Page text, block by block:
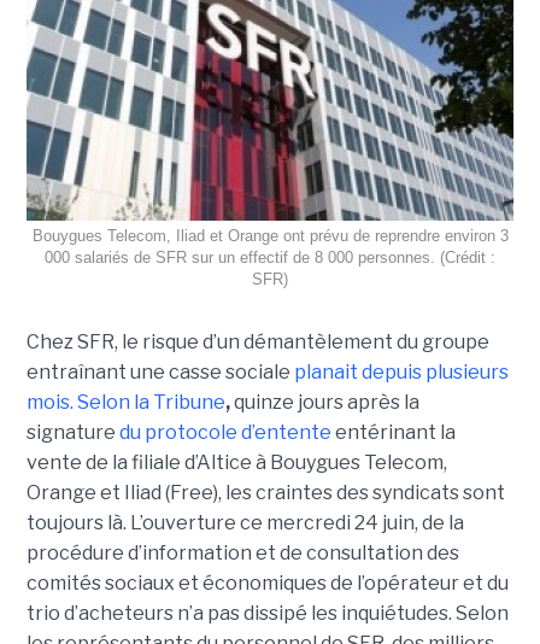
Bouygues Telecom, Iliad et Orange ont prévu de reprendre environ 3
000 salariés de SFR sur un effectif de 8 000 personnes. (Crédit :
SFR)
Chez SFR, le risque d’un démantèlement du groupe
entraînant une casse sociale planait depuis plusieurs
mois. Selon la Tribune,quinze jours après la
signature du protocole d’entente entérinant la
vente de la filiale d’Altice à Bouygues Telecom,
Orange et Iliad (Free), les craintes des syndicats sont
toujours là. L’ouverture ce mercredi 24 juin, de la
procédure d’information et de consultation des
comités sociaux et économiques de l’opérateur et du
trio d’acheteurs n’a pas dissipé les inquiétudes. Selon